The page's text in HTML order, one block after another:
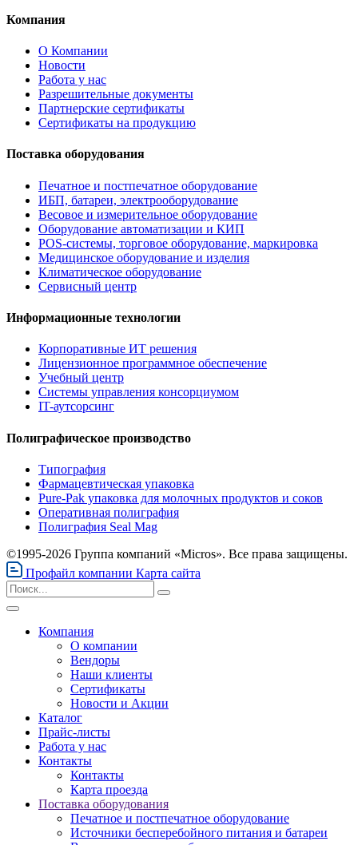
Компания
О Компании
Новости
Работа у нас
Разрешительные документы
Партнерские сертификаты
Сертификаты на продукцию
Поставка оборудования
Печатное и постпечатное оборудование
ИБП, батареи, электрооборудование
Весовое и измерительное оборудование
Оборудование автоматизации и КИП
POS-системы, торговое оборудование, маркировка
Медицинское оборудование и изделия
Климатическое оборудование
Сервисный центр
Информационные технологии
Корпоративные ИТ решения
Лицензионное программное обеспечение
Учебный центр
Системы управления консорциумом
IT-аутсорсинг
Полиграфическое производство
Типография
Фармацевтическая упаковка
Pure-Pak упаковка для молочных продуктов и соков
Оперативная полиграфия
Полиграфия Seal Mag
©1995-2026 Группа компаний «Micros». Все права защищены.
Профайл компании Карта сайта
Компания
О компании
Вендоры
Наши клиенты
Сертификаты
Новости и Акции
Каталог
Прайс-листы
Работа у нас
Контакты
Контакты
Карта проезда
Поставка оборудования
Печатное и постпечатное оборудование
Источники бесперебойного питания и батареи